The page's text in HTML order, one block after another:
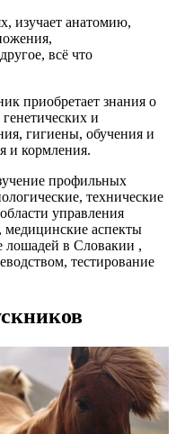
изучает анатомию,
всё что
приобретает знания о
и
гигиены, обучения и
и кормления.
профильных
технические
управления
аспекты
лошадей в Словакии ,
тестирование